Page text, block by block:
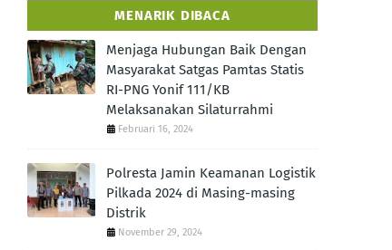
MENARIK DIBACA
Menjaga Hubungan Baik Dengan
Masyarakat Satgas Pamtas Statis
RI-PNG Yonif 111/KB
Melaksanakan Silaturrahmi
Februari 16, 2024
Polresta Jamin Keamanan Logistik
Pilkada 2024 di Masing-masing
Distrik
November 29, 2024